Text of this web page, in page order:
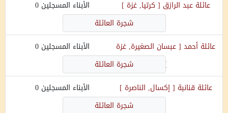
عائلةعبد الرازق [ كرتيا, غزة ] الأبناء المسجلين 0
شجرة العائلة
عائلة أحمد [عبسان الصغيرة, غزة
]
الأبناء المسجلين 0
شجرة العائلة
عائلة قنانبة [ إكسال, الناصرة ] الأبناء المسجلين 0
شجرة العائلة